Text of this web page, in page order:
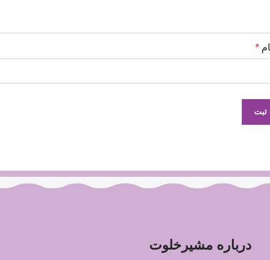
*
درباره مشیرخلوت